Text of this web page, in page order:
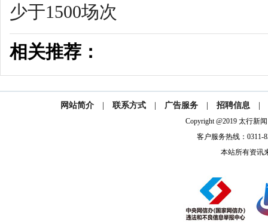
少于1500场次
相关推荐：
网站简介 联系方式 广告服务 招聘信息
Copyright @2019 太行新
客户服务热线：0311-
本站所有资讯